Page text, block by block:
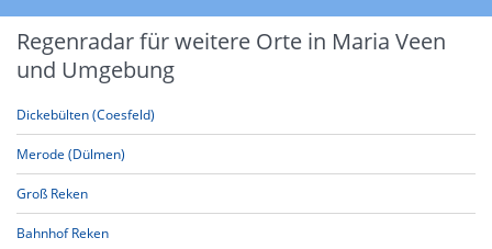
Regenradar für weitere Orte in Maria Veen
und Umgebung
Dickebülten (Coesfeld)
Merode (Dülmen)
Groß Reken
Bahnhof Reken